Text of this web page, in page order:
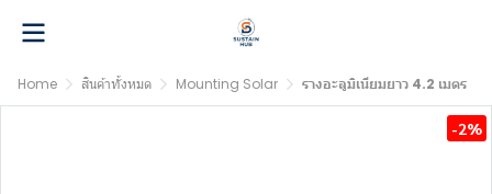
Home สินค้าทั้งหมด Mounting Solar รางอะลูมิเนียมยาว 4.2 เมตร
-2%